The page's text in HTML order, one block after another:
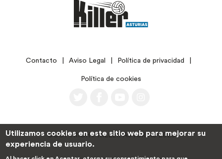
LEGALContacto Aviso Legal Política de privacidad
Política de cookies
©COPYRIGHT KILLER ASTURIAS 2026
Utilizamos cookies en este sitio web para mejorar su
experiencia de usuario.